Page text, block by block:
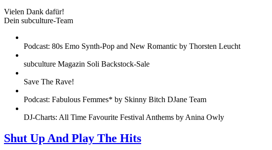
Vielen Dank dafür!
Dein subculture-Team
Podcast: 80s Emo Synth-Pop and New Romantic by Thorsten Leucht
subculture Magazin Soli Backstock-Sale
Save The Rave!
Podcast: Fabulous Femmes* by Skinny Bitch DJane Team
DJ-Charts: All Time Favourite Festival Anthems by Anina Owly
Shut Up And Play The Hits